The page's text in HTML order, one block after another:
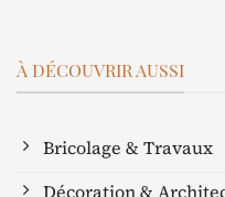
À DÉCOUVRIR AUSSI
Bricolage & Travaux
Décoration &